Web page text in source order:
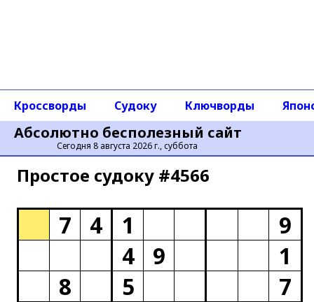
Абсолютно бесполезный сайт
Сегодня 8 августа 2026 г., суббота
Кроссворды Судоку Ключворды
Простое cудоку #4566
7 4 1
9
4
9
1
8
5
7